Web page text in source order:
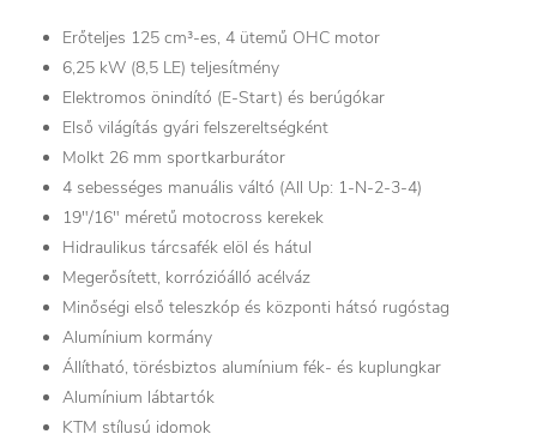
Erőteljes 125 cm³-es, 4 ütemű OHC motor
6,25 kW (8,5 LE) teljesítmény
Elektromos önindító (E-Start) és berúgókar
Első világítás gyári felszereltségként
Molkt 26 mm sportkarburátor
4 sebességes manuális váltó (All Up: 1-N-2-3-4)
19"/16" méretű motocross kerekek
Hidraulikus tárcsafék elöl és hátul
Megerősített, korrózióálló acélváz
Minőségi első teleszkóp és központi hátsó rugóstag
Alumínium kormány
Állítható, törésbiztos alumínium fék- és kuplungkar
Alumínium lábtartók
KTM stílusú idomok